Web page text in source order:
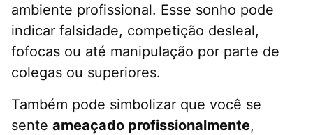
ambiente profissional. Esse sonho pode
indicar falsidade, competição desleal,
fofocas ou até manipulação por parte de
colegas ou superiores.
Também pode simbolizar que você se
sente ameaçado profissionalmente,